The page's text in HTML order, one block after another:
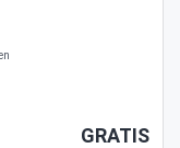
GRATIS